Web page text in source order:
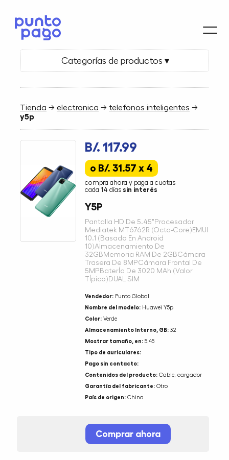
Categorías de productos ▾
Tienda →electronica → telefonos inteligentes →
y5p
B/. 117.99
o B/. 31.57 x 4
compra ahora y paga a cuotas
cada 14 días sin interés
Y5P
Pantalla HD De 5.45"Procesador
Mediatek MT6762R (Octa-Core)EMUI
10.1 (Basado En Android
10)Almacenamiento De
32GBMemoria RAM De 2GBCámara
Trasera De 8MPCámara Frontal De
5MPBaterÍa De 3020 MAh (Valor
TÍpico)DUAL SIM
Vendedor: Punto Global
Nombre del modelo: Huawei Y5p
Color: Verde
Almacenamiento Interno, GB:32
Mostrar tamaño, en: 5.45
Tipo de auriculares:
Pago sin contacto:
Contenidos del producto: Cable, cargador
Garantía del fabricante: Otro
País de origen: China
Comprar ahora